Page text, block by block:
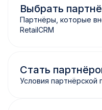
Выбрать
Партнёры, которые
RetailCRM
Стать
Условия партнёрской